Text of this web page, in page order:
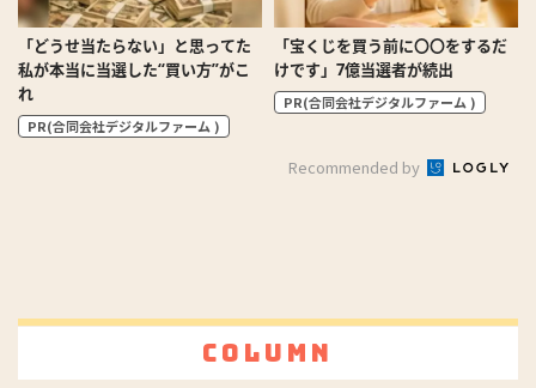
「どうせ当たらない」と思ってた
私が本当に当選した“買い方”がこ
れ
PR(合同会社デジタルファーム )
「宝くじを買う前に〇〇をするだ
けです」7億当選者が続出
PR(合同会社デジタルファーム )
Recommended by
Column